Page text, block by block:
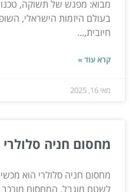
מבוא: מפגש של תשוקה,
בעולם היזמות הישראלי,
חיובית,...
קרא עוד »
מאי 16, 2025
מחסום חניה
מחסום חניה סלולרי הוא
לשטח מוגבל. המחסום